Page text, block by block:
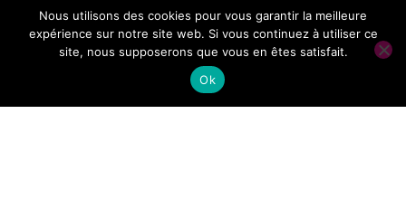
Conseils pour réussir les concours
Nous utilisons des cookies pour vous garantir la meilleure
expérience sur notre site web. Si vous continuez à utiliser ce
site, nous supposerons que vous en êtes satisfait.
Ok